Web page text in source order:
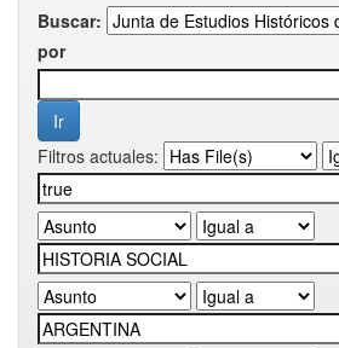
Buscar:
por
Filtros actuales: